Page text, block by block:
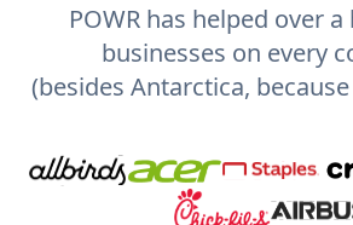
POWR has helped over
businesses on every
(besides Antarctica,